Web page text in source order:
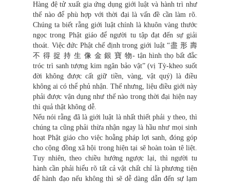
Hàng đệ tử xuất gia ứng dụng giới luật và hành trì như
thế nào để phù hợp với thời đại là vấn đề cần làm rõ.
Chúng ta biết rằng giới luật chính là khuôn vàng thước
ngọc trong Phật giáo để người tu tập đạt đến sự giải
thoát. Việc đức Phật chế định trong giới luật “盡 形 壽
不 得 捉 持 生 像 金 銀 寶 物- tận hình thọ bất đắc
tróc trì sanh tượng kim ngân bảo vật” (vị Tỳ-kheo suốt
đời không được cất giữ tiền, vàng, vật quý) là điều
không ai có thể phủ nhận. Thế nhưng, liệu điều giới này
phải được vận dụng như thế nào trong thời đại hiện nay
thì quả thật không dễ.
Nếu nói rằng đã là giới luật là nhất thiết phải y theo, thì
chúng ta cũng phải thừa nhận ngay là hầu như mọi sinh
hoạt Phật giáo cho việc hoằng pháp lợi sanh, đóng góp
cho cộng đồng xã hội trong hiện tại sẽ hoàn toàn tê liệt.
Tuy nhiên, theo chiều hướng ngược lại, thì người tu
hành cần phải hiểu rõ tất cả vật chất chỉ là phương tiện
để hành đạo nếu không thì sẽ dễ dàng dẫn đến sự lạm